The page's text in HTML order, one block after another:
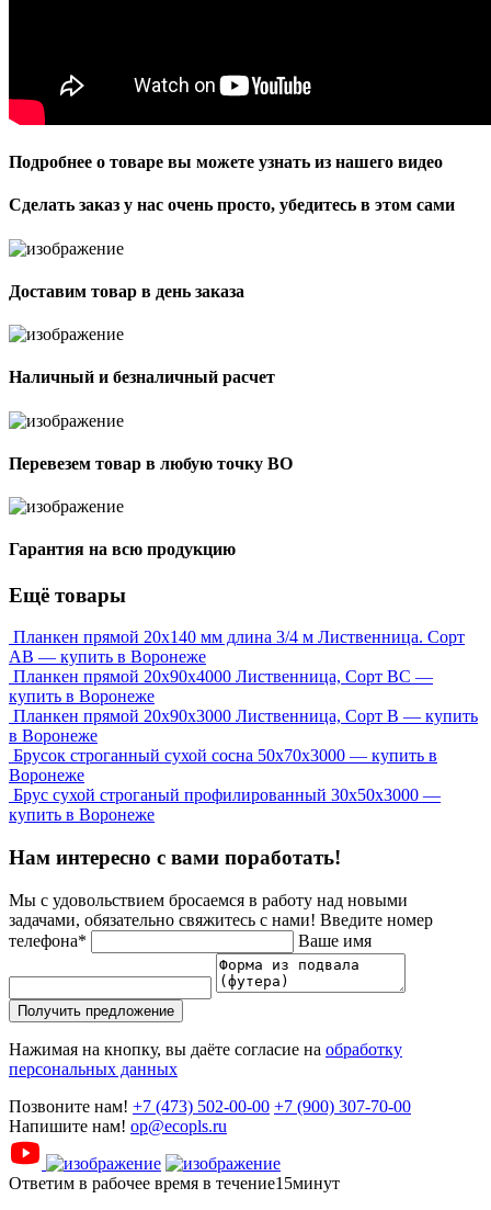
Подробнее о товаре вы можете узнать из нашего видео
Сделать заказ у нас очень просто, убедитесь в этом сами
Доставим товар в день заказа
Наличный и безналичный расчет
Перевезем товар в любую точку ВО
Гарантия на всю продукцию
Ещё товары
Планкен прямой 20х140 мм длина 3/4 м Лиственница. Сорт
АВ — купить в Воронеже
Планкен прямой 20х90х4000 Лиственница, Сорт ВС —
купить в Воронеже
Планкен прямой 20х90х3000 Лиственница, Сорт В — купить
в Воронеже
Брусок строганный сухой сосна 50x70x3000 — купить в
Воронеже
Брус сухой строганый профилированный 30х50х3000 —
купить в Воронеже
Нам интересно с вами поработать!
Мы с удовольствием бросаемся в работу над новыми
задачами, обязательно свяжитесь с нами! Введите номер
телефона*
Ваше имя
Получить предложение
Нажимая на кнопку, вы даёте согласие на обработку
персональных данных
Позвоните нам! +7 (473) 502-00-00 +7 (900) 307-70-00
Напишите нам! op@ecopls.ru
Ответим в рабочее время в течение15минут